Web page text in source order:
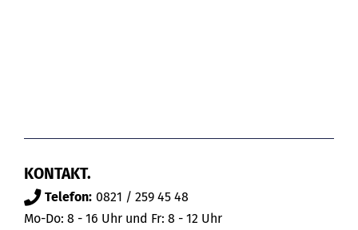
KONTAKT.
Telefon: 0821 / 259 45 48
Mo-Do: 8 - 16 Uhr und Fr: 8 - 12 Uhr